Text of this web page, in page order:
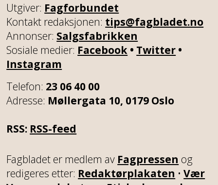
Utgiver: Fagforbundet
Kontakt redaksjonen: tips@fagbladet.no
Annonser: Salgsfabrikken
Sosiale medier: Facebook • Twitter •
Instagram
Telefon: 23 06 40 00
Adresse: Møllergata 10, 0179 Oslo
RSS: RSS-feed
Fagbladet er medlem av Fagpressen og
redigeres etter: Redaktørplakaten • Vær